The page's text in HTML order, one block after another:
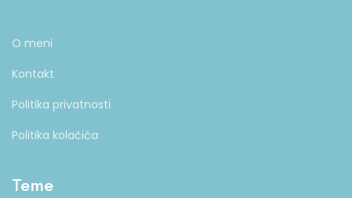
O meni
Kontakt
Politika privatnosti
Politika kolačića
Teme